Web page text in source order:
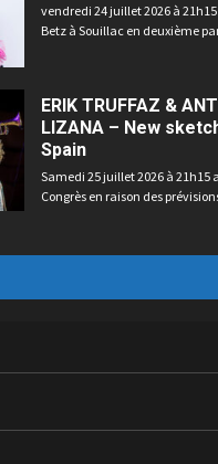
vendredi 24 juillet 2026 à 21h15
Betz à Souillac en deuxième
ERIK TRUFFAZ &
LIZANA – New
Spain
Samedi 25 juillet 2026 à 21h15
Congrès en raison des